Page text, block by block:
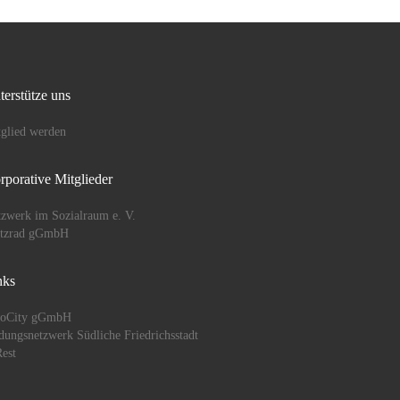
uns
werden
Mitglieder
im Sozialraum e. V.
gGmbH
gGmbH
Südliche Friedrichsstadt